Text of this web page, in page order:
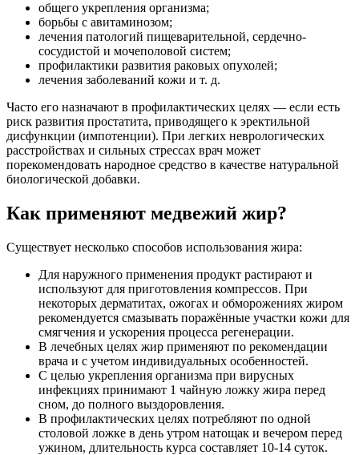
общего укрепления организма;
борьбы с авитаминозом;
лечения патологий пищеварительной, сердечно-
сосудистой и мочеполовой систем;
профилактики развития раковых опухолей;
лечения заболеваний кожи и т. д.
Часто его назначают в профилактических целях — если есть
риск развития простатита, приводящего к эректильной
дисфункции (импотенции). При легких неврологических
расстройствах и сильных стрессах врач может
порекомендовать народное средство в качестве натуральной
биологической добавки.
Как применяют медвежий жир?
Существует несколько способов использования жира:
Для наружного применения продукт растирают и
используют для приготовления компрессов. При
некоторых дерматитах, ожогах и обморожениях жиром
рекомендуется смазывать поражённые участки кожи для
смягчения и ускорения процесса регенерации.
В лечебных целях жир применяют по рекомендации
врача и с учетом индивидуальных особенностей.
С целью укрепления организма при вирусных
инфекциях принимают 1 чайную ложку жира перед
сном, до полного выздоровления.
В профилактических целях потребляют по одной
столовой ложке в день утром натощак и вечером перед
ужином, длительность курса составляет 10-14 суток.